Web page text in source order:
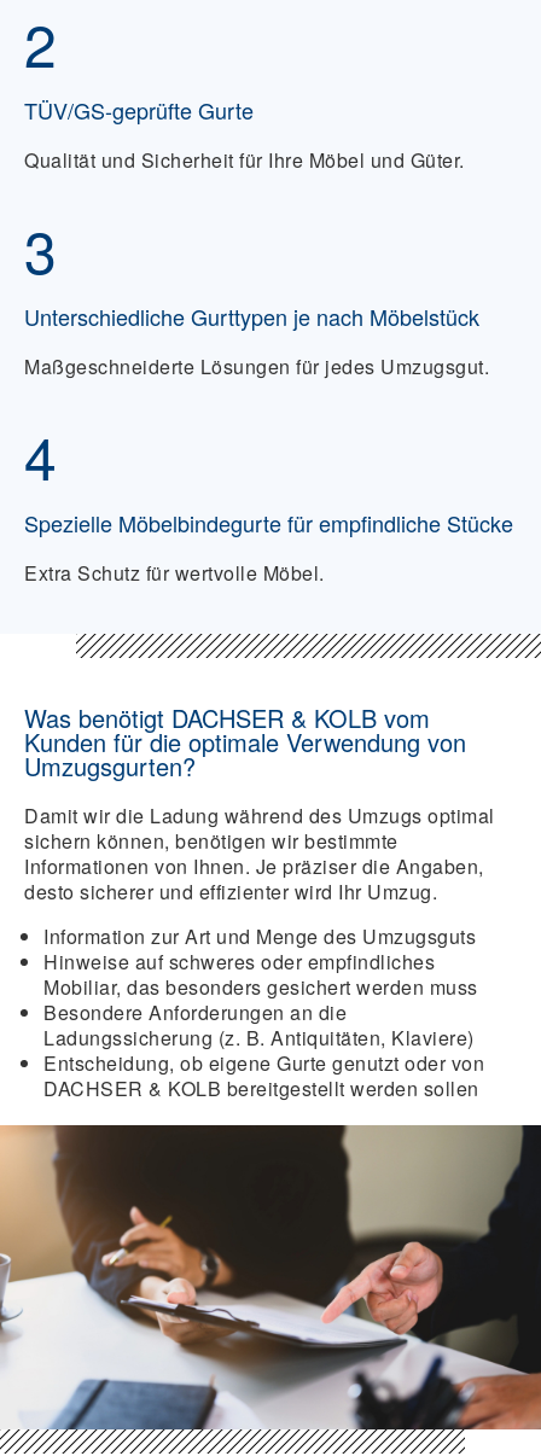
2
TÜV/GS-geprüfte Gurte
Qualität und Sicherheit für Ihre Möbel und Güter.
3
Unterschiedliche Gurttypen je nach Möbelstück
Maßgeschneiderte Lösungen für jedes Umzugsgut.
4
Spezielle Möbelbindegurte für empfindliche Stücke
Extra Schutz für wertvolle Möbel.
Was benötigt DACHSER & KOLB vom
Kunden für die optimale Verwendung von
Umzugsgurten?
Damit wir die Ladung während des Umzugs optimal
sichern können, benötigen wir bestimmte
Informationen von Ihnen. Je präziser die Angaben,
desto sicherer und effizienter wird Ihr Umzug.
Information zur Art und Menge des Umzugsguts
Hinweise auf schweres oder empfindliches
Mobiliar, das besonders gesichert werden muss
Besondere Anforderungen an die
Ladungssicherung (z. B. Antiquitäten, Klaviere)
Entscheidung, ob eigene Gurte genutzt oder von
DACHSER & KOLB bereitgestellt werden sollen